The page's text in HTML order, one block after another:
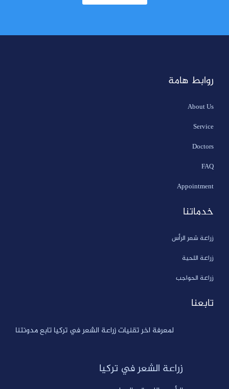
روابط هامة
About Us
Service
Doctors
FAQ
Appointment
خدماتنا
زراعة شعر الرأس
زراعة اللحية
زراعة الحواجب
تابعنا
لمعرفة اخر تقنيات زراعة الشعر في تركيا تابع مدونتنا
زراعة الشعر في تركيا